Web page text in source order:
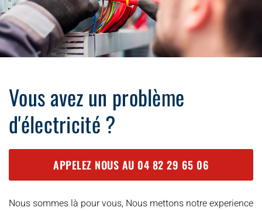
Vous avez un problème
d'électricité ?
APPELEZ NOUS AU 04 82 29 65 06
Nous sommes là pour vous, Nous mettons notre experience